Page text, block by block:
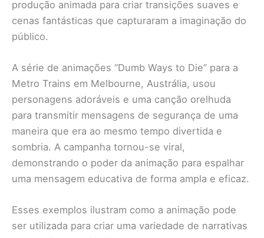
produção animada para criar transições suaves e
cenas fantásticas que capturaram a imaginação do
público.
A série de animações “Dumb Ways to Die” para a
Metro Trains em Melbourne, Austrália, usou
personagens adoráveis e uma canção orelhuda
para transmitir mensagens de segurança de uma
maneira que era ao mesmo tempo divertida e
sombria. A campanha tornou-se viral,
demonstrando o poder da animação para espalhar
uma mensagem educativa de forma ampla e eficaz.
Esses exemplos ilustram como a animação pode
ser utilizada para criar uma variedade de narrativas